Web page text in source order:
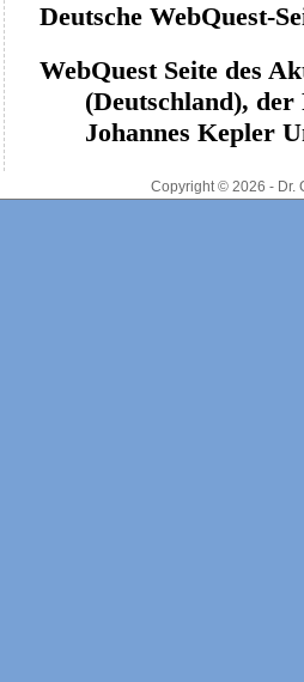
Deutsche WebQuest-
WebQuest Seite des
(Deutschland), der
Johannes Kepler
Copyright © 2026 - Dr.